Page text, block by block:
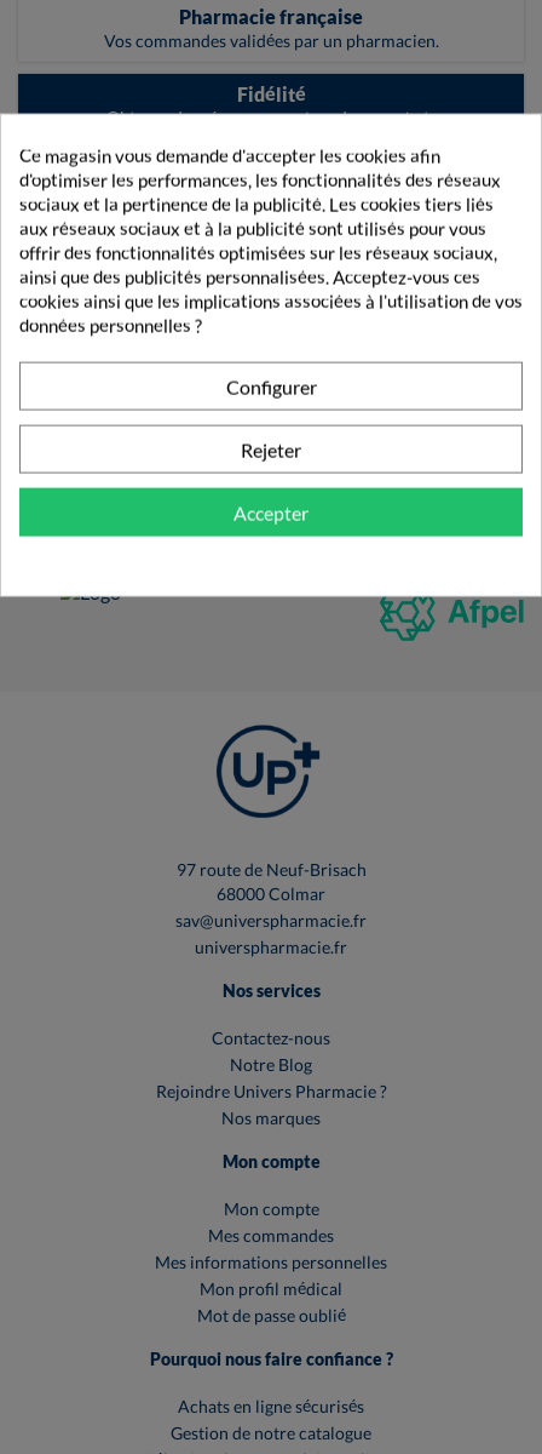
Pharmacie française
Vos commandes validées par un pharmacien.
Fidélité
Obtenez des récompenses lors de vos achats
LETTRE D'INFORMATION
Inscrivez-vous gratuitement à notre Lettre d'information
97 route de Neuf-Brisach
68000 Colmar
sav@universpharmacie.fr
universpharmacie.fr
Nos services
Contactez-nous
Notre Blog
Rejoindre Univers Pharmacie ?
Nos marques
Mon compte
Mon compte
Mes commandes
Mes informations personnelles
Mon profil médical
Mot de passe oublié
Pourquoi nous faire confiance ?
Achats en ligne sécurisés
Gestion de notre catalogue
Ce magasin vous demande d'accepter les cookies afin
d'optimiser les performances, les fonctionnalités des réseaux
sociaux et la pertinence de la publicité. Les cookies tiers liés
aux réseaux sociaux et à la publicité sont utilisés pour vous
offrir des fonctionnalités optimisées sur les réseaux sociaux,
ainsi que des publicités personnalisées. Acceptez-vous ces
cookies ainsi que les implications associées à l'utilisation de vos
données personnelles ?
Configurer
Rejeter
Accepter